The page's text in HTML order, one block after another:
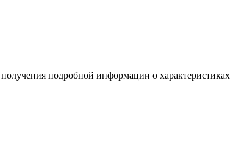
подробной информации о характеристиках